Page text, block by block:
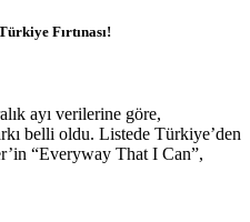
Fırtınası!
ayı verilerine göre,
belli oldu. Listede Türkiye’den
“Everyway That I Can”,